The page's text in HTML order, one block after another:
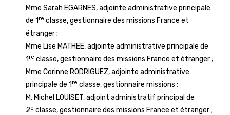
Mme Sarah EGARNES, adjointe administrative principale
de 1 re classe, gestionnaire des missions France et
étranger ;
Mme Lise MATHEE, adjointe administrative principale de
1 re classe, gestionnaire des missions France et étranger ;
Mme Corinne RODRIGUEZ, adjointe administrative
principale de 1 re classe, gestionnaire missions ;
M. Michel LOUISET, adjoint administratif principal de
2e classe, gestionnaire des missions France et étranger ;